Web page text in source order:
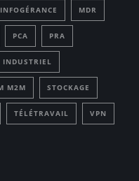
INFOGÉRANCE MDR
PCA PRA
INDUSTRIEL
M2M STOCKAGE
TÉLÉTRAVAIL VPN